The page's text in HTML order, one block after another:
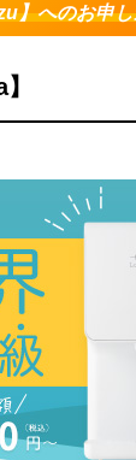
】へのお申